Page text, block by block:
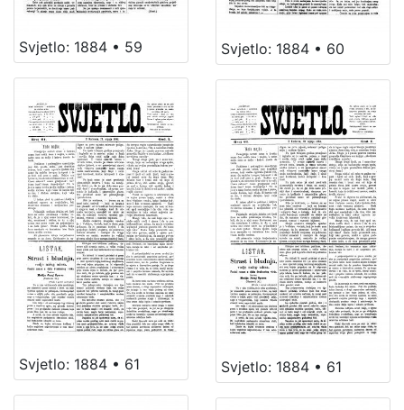
Svjetlo: 1884 • 59 Svjetlo: 1884 • 60
Svjetlo: 1884 • 61 Svjetlo: 1884 • 61